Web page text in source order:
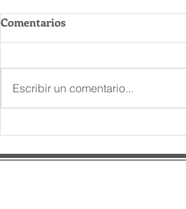
ventilación industrial
Comentarios
Escribir un comentario...